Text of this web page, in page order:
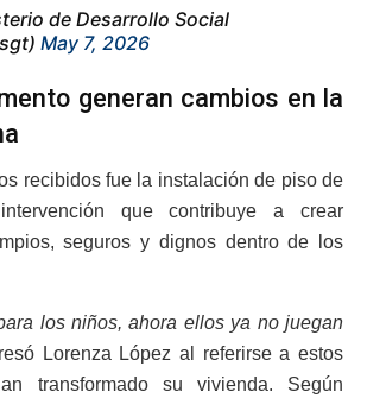
de Desarrollo Social
May 7, 2026
generan cambios en la
recibidos fue la instalación de piso de
que contribuye a crear
seguros y dignos dentro de los
los niños, ahora ellos ya no juegan
Lorenza López al referirse a estos
transformado su vivienda. Según